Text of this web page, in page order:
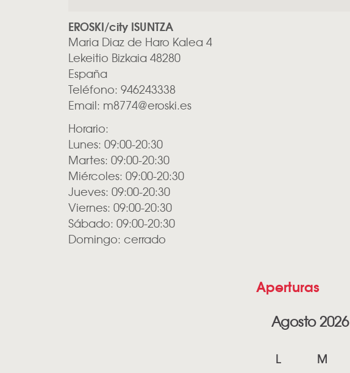
EROSKI/city ISUNTZA
Maria Diaz de Haro Kalea 4
Lekeitio Bizkaia 48280
España
Teléfono: 946243338
Email: m8774@eroski.es
Horario:
Lunes: 09:00-20:30
Martes: 09:00-20:30
Miércoles: 09:00-20:30
Jueves: 09:00-20:30
Viernes: 09:00-20:30
Sábado: 09:00-20:30
Domingo: cerrado
Aperturas
Agosto 2026
L M